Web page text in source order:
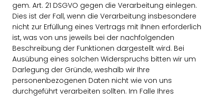
gem. Art. 21 DSGVO gegen die Verarbeitung einlegen.
Dies ist der Fall, wenn die Verarbeitung insbesondere
nicht zur Erfüllung eines Vertrags mit Ihnen erforderlich
ist, was von uns jeweils bei der nachfolgenden
Beschreibung der Funktionen dargestellt wird. Bei
Ausübung eines solchen Widerspruchs bitten wir um
Darlegung der Gründe, weshalb wir Ihre
personenbezogenen Daten nicht wie von uns
durchgeführt verarbeiten sollten. Im Falle Ihres